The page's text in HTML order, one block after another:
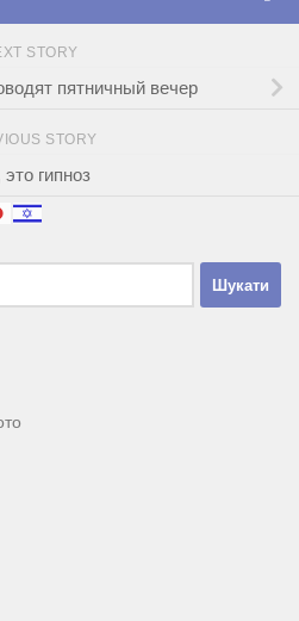
STORY
пятничный вечер
STORY
гипноз